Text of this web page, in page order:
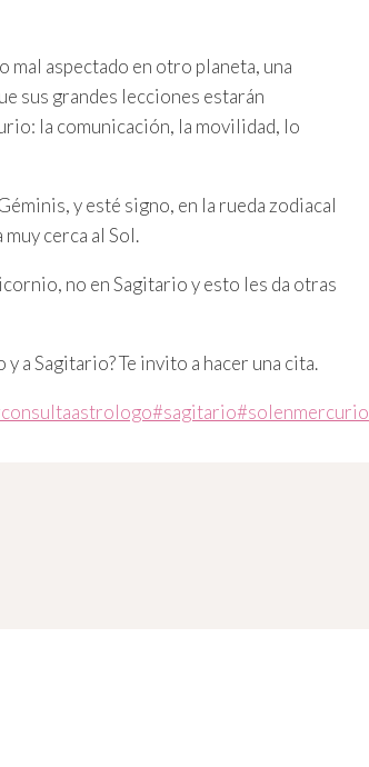
aspectado en otro planeta, una
sus grandes lecciones estarán
la comunicación, la movilidad, lo
y esté signo, en la rueda zodiacal
cerca al Sol.
no en Sagitario y esto les da otras
a Sagitario? Te invito a hacer una cita.
consultaastrologo#sagitario#solenmercurio